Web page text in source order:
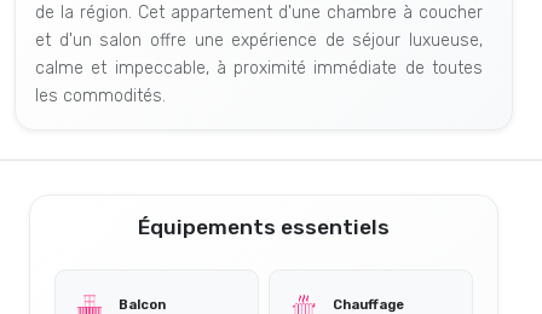
de la région. Cet appartement d'une chambre à coucher
et d'un salon offre une expérience de séjour luxueuse,
calme et impeccable, à proximité immédiate de toutes
les commodités.
Équipements essentiels
Balcon Chauffage